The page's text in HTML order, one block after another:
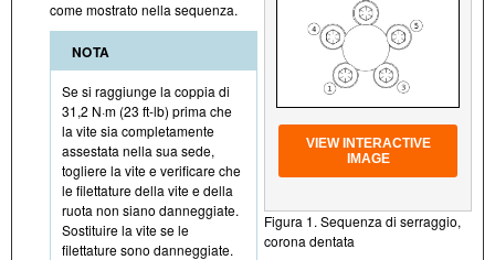
come mostrato nella sequenza.
NOTA
Se si raggiunge la coppia di
31,2 N·m (23 ft- lb) prima che
la vite sia completamente
assestata nella sua sede,
togliere la vite e verificare che
le filettature della vite e della
ruota non siano danneggiate.
Sostituire la vite se le
filettature sono danneggiate.
VIEW INTERACTIVE
IMAGE
Figura 1. Sequenza di serraggio,
corona dentata